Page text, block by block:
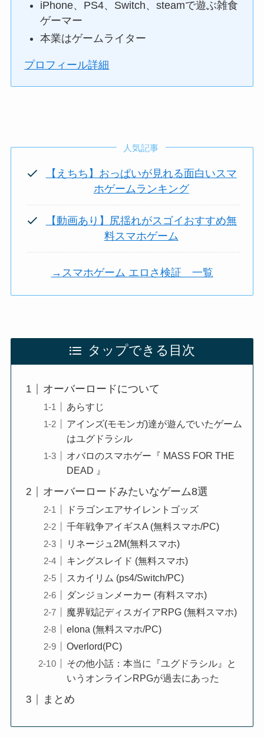
iPhone、PS4、Switch、steamで遊ぶ雑食
ゲーマー
本業はゲームライター
プロフィール詳細
人気記事
【えちち】おっぱいが見れる面白いスマ
ホゲームランキング
【動画あり】尻揺れがスゴイおすすめ無
料スマホゲーム
→スマホゲーム エロさ検証 一覧
タップできる目次
オーバーロードについて
あらすじ
アインズ(モモンガ)達が遊んでいたゲーム
はユグドラシル
オバロのスマホゲー『 MASS FOR THE
DEAD 』
オーバーロードみたいなゲーム8選
ドラゴンエアサイレントゴッズ
千年戦争アイギスA (無料スマホ/PC)
リネージュ2M(無料スマホ)
キングスレイド (無料スマホ)
スカイリム (ps4/Switch/PC)
ダンジョンメーカー (有料スマホ)
魔界戦記ディスガイアRPG (無料スマホ)
elona (無料スマホ/PC)
Overlord(PC)
その他小話：本当に『ユグドラシル』と
いうオンラインRPGが過去にあった
まとめ